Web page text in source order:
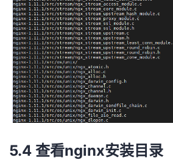
5.4 查看nginx安装目录